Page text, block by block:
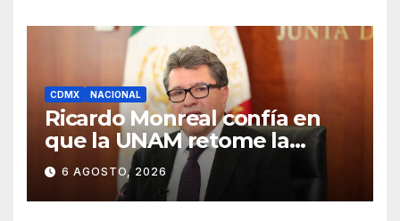
CDMX NACIONAL
Ricardo Monreal confía en
que la UNAM retome la
normalidad e inicie el
semestre mediante el
diálogo
6 AGOSTO, 2026